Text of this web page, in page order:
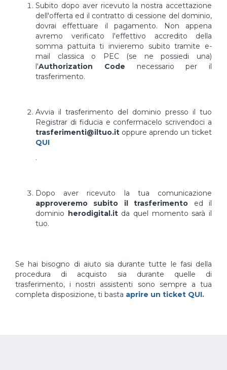
Subito dopo aver ricevuto la nostra accettazione
dell'offerta ed il contratto di cessione del dominio,
dovrai effettuare il pagamento. Non appena
avremo verificato l'effettivo accredito della
somma pattuita ti invieremo subito tramite e-
mail classica o PEC (se ne possiedi una)
l'Authorization Code necessario per il
trasferimento.
Avvia il trasferimento del dominio presso il tuo
Registrar di fiducia e confermacelo scrivendoci a
trasferimenti@iltuo.it oppure aprendo un ticket
QUI
.
Dopo aver ricevuto la tua comunicazione
approveremo subito il trasferimento ed il
dominio herodigital.itda quel momento sarà il
tuo.
Se hai bisogno di aiuto sia durante tutte le fasi della
procedura di acquisto sia durante quelle di
trasferimento, i nostri assistenti sono sempre a tua
completa disposizione, ti basta aprire un ticket QUI.